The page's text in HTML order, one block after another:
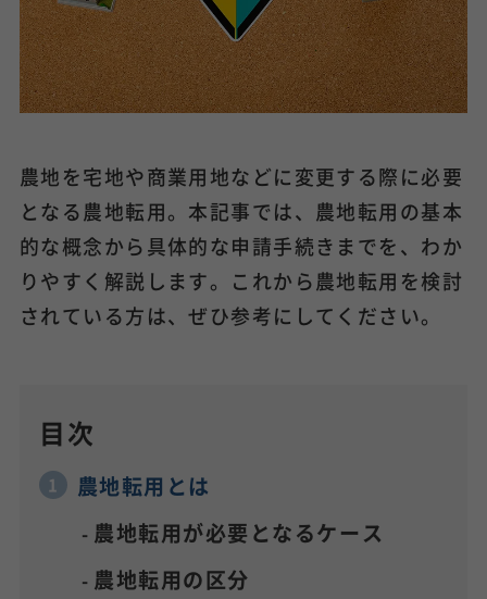
農地を宅地や商業用地などに変更する際に必要
となる農地転用。本記事では、農地転用の基本
的な概念から具体的な申請手続きまでを、わか
りやすく解説します。これから農地転用を検討
されている方は、ぜひ参考にしてください。
目次
農地転用とは
農地転用が必要となるケース
農地転用の区分